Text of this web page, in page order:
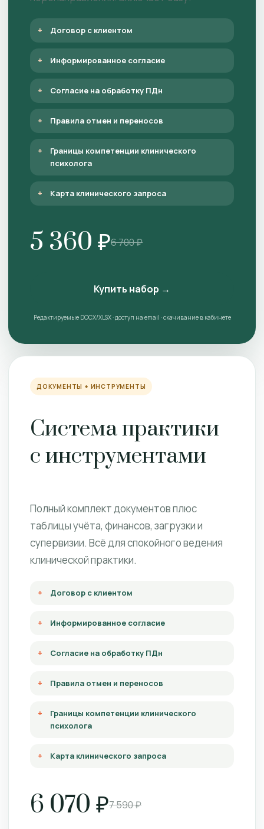
Договор с клиентом
Информированное согласие
Согласие на обработку ПДн
Правила отмен и переносов
Границы компетенции клинического
психолога
Карта клинического запроса
5 360 ₽6 700 ₽
Купить набор →
Редактируемые DOCX/XLSX · доступ на email · скачивание в кабинете
ДОКУМЕНТЫ + ИНСТРУМЕНТЫ
Система практики
с инструментами
Полный комплект документов плюс
таблицы учёта, финансов, загрузки и
супервизии. Всё для спокойного ведения
клинической практики.
Договор с клиентом
Информированное согласие
Согласие на обработку ПДн
Правила отмен и переносов
Границы компетенции клинического
психолога
Карта клинического запроса
6 070 ₽7 590 ₽